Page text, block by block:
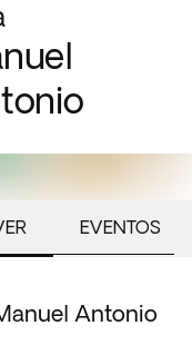
EVENTOS
Antonio